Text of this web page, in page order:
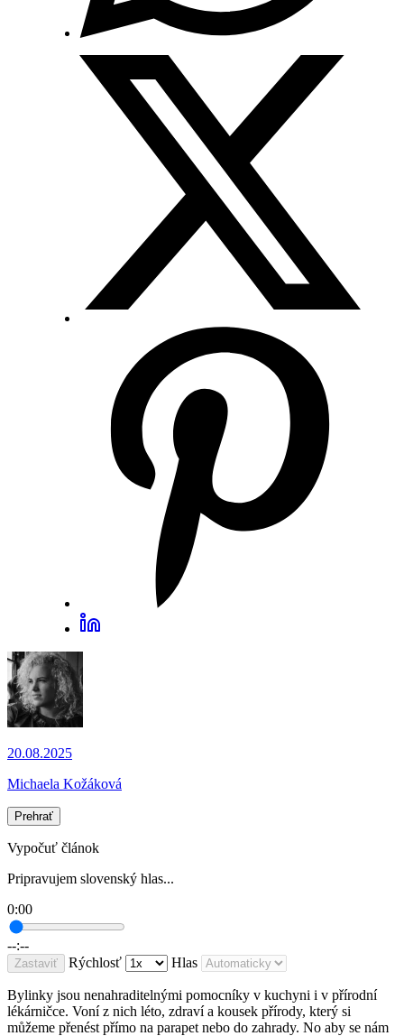
20.08.2025
Michaela Kožáková
Prehrať
Vypočuť článok
Pripravujem slovenský hlas...
0:00
--:--
Zastaviť Rýchlosť Hlas
Bylinky jsou nenahraditelnými pomocníky v kuchyni i v přírodní
lékárničce. Voní z nich léto, zdraví a kousek přírody, který si
můžeme přenést přímo na parapet nebo do zahrady. No aby se nám